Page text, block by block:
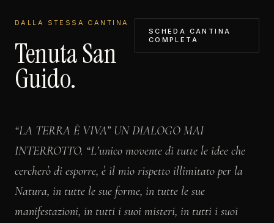
DALLA STESSA CANTINA
Tenuta San
Guido.
SCHEDA CANTINA
COMPLETA
“LA TERRA È VIVA” UN DIALOGO MAI
INTERROTTO. “L’unico movente di tutte le idee che
cercherò di esporre, è il mio rispetto illimitato per la
Natura, in tutte le sue forme, in tutte le sue
manifestazioni, in tutti i suoi misteri, in tutti i suoi